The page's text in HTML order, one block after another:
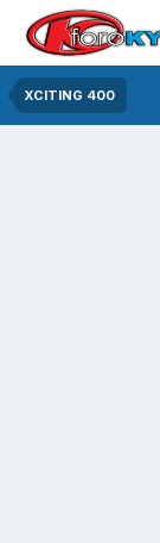
XCITING 400